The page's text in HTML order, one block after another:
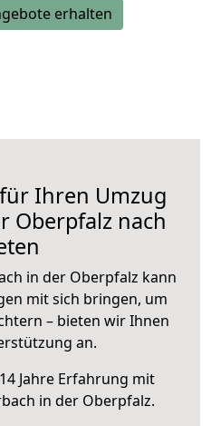
erhalten
Ihren Umzug
Oberpfalz nach
in der Oberpfalz kann
mit sich bringen, um
– bieten wir Ihnen
an.
Jahre Erfahrung mit
in der Oberpfalz.